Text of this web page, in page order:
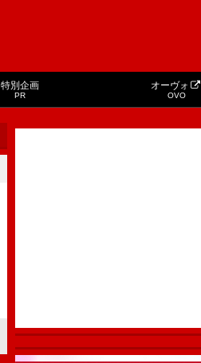
特別企画
PR
オーヴォ
OVO